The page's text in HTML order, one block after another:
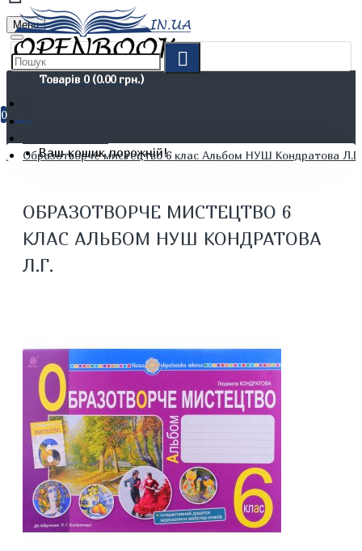
Menu
Товарів 0 (0.00 грн.)
0
Ваш кошик порожній!
Дітям. Навчання та дозвілля
Образотворче мистецтво 6 клас Альбом НУШ Кондратова Л.Г.
ОБРАЗОТВОРЧЕ МИСТЕЦТВО 6
КЛАС АЛЬБОМ НУШ КОНДРАТОВА
Л.Г.